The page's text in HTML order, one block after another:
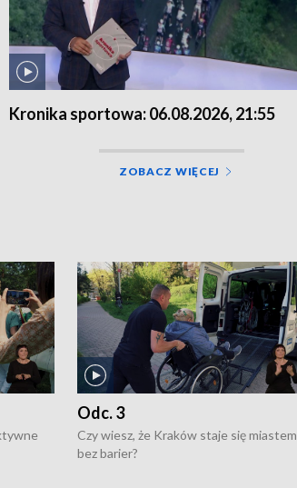
Kronika sportowa: 06.08.2026, 21:55
ZOBACZ WIĘCEJ
Odc. 3
Czy wiesz, że Kraków staje się miastem
bez barier?